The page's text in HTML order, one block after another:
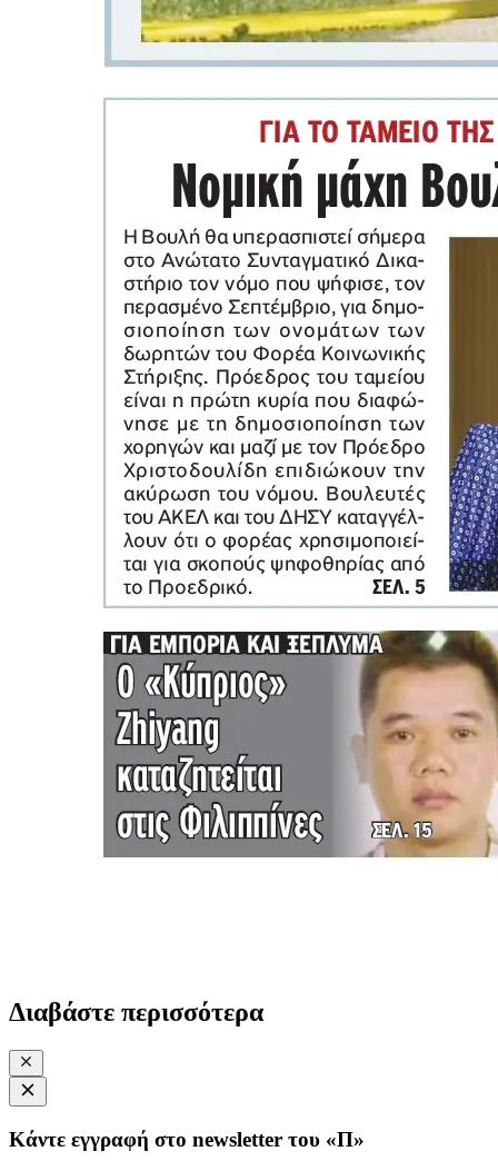
Διαβάστε περισσότερα
Κάντε εγγραφή στο newsletter του «Π»